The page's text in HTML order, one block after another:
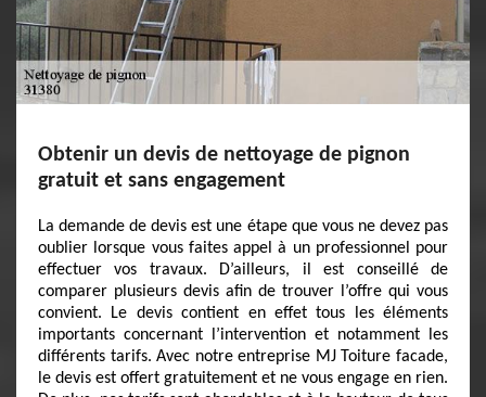
Obtenir un devis de nettoyage de pignon
gratuit et sans engagement
La demande de devis est une étape que vous ne devez pas
oublier lorsque vous faites appel à un professionnel pour
effectuer vos travaux. D’ailleurs, il est conseillé de
comparer plusieurs devis afin de trouver l’offre qui vous
convient. Le devis contient en effet tous les éléments
importants concernant l’intervention et notamment les
différents tarifs. Avec notre entreprise MJ Toiture facade,
le devis est offert gratuitement et ne vous engage en rien.